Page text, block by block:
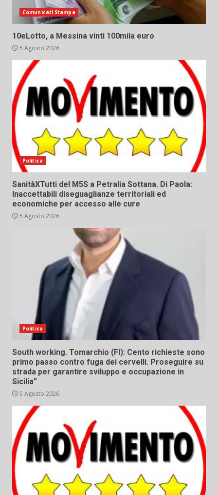
Comunicati Stampa
10eLotto, a Messina vinti 100mila euro
5 Agosto 2026
Politica
SanitàXTutti del M5S a Petralia Sottana. Di Paola:
Inaccettabili diseguaglianze territoriali ed
economiche per accesso alle cure
5 Agosto 2026
Politica
South working. Tomarchio (FI): Cento richieste sono
primo passo contro fuga dei cervelli. Proseguire su
strada per garantire sviluppo e occupazione in
Sicilia”
5 Agosto 2026